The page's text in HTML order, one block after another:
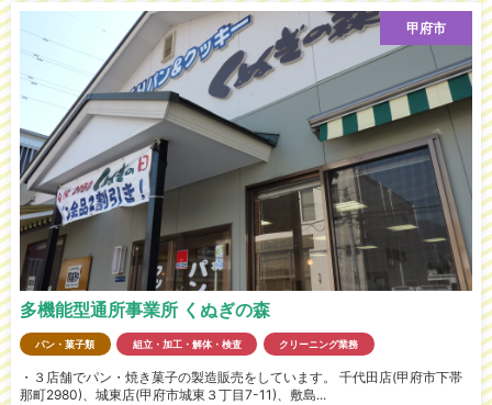
多機能型通所事業所 くぬぎの森
甲府市
パン・菓子類 組立・加工・解体・検査 クリーニング業務
・３店舗でパン・焼き菓子の製造販売をしています。 千代田店(甲府市下帯
那町2980)、城東店(甲府市城東３丁目7-11)、敷島...